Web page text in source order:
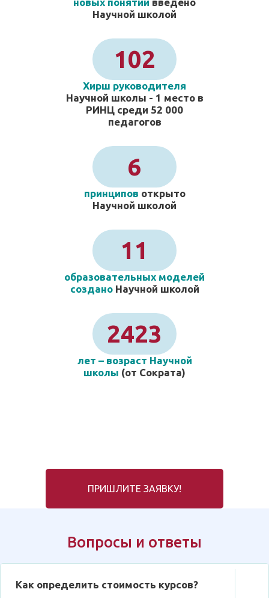
Научной школой
102
Хирш руководителя
Научной школы - 1 место в
РИНЦ среди 52 000
педагогов
6
принципов открыто
Научной школой
11
образовательных моделей
создано Научной школой
2423
лет – возраст Научной
школы (от Сократа)
ПРИШЛИТЕ ЗАЯВКУ!
Вопросы и ответы
Как определить стоимость курсов?